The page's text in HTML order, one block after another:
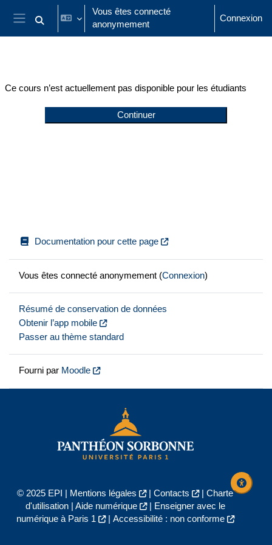
Passer au contenu principal
Panneau latéral
Activer/désactiver la saisie de recherche
Vous êtes connecté
anonymement
Connexion
Ce cours n’est actuellement pas disponible pour les étudiants
Continuer
Documentation pour cette page
Vous êtes connecté anonymement (Connexion)
Résumé de conservation de données
Obtenir l’app mobile
Passer au thème standard
Fourni par Moodle
© 2025 EPI | Mentions légales | Contacts | Charte
d'utilisation| Aide numérique |
Enseigner avec le
numérique à Paris 1
| Accessibilité : non conforme